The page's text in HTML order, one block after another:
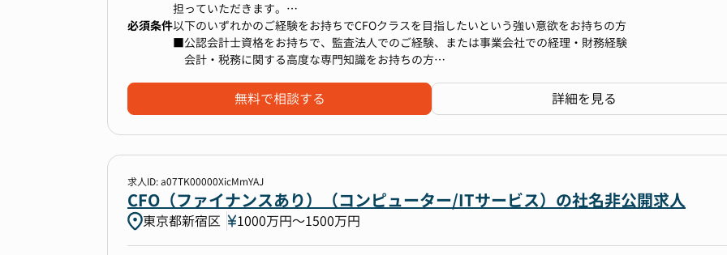
CFOのミッション
￣￣￣￣￣￣￣￣￣￣￣￣￣￣￣￣
グループ全体の企業価値最大化に向け、財務・資本戦略の最高責任者として以下のミッションを担っていた
￣￣￣￣￣￣￣￣￣￣￣￣￣￣￣￣
◆経営の中心での意思決定
躍いただきます。
◆100事業構想の実現をリード
担っていただきます。
【具体的な業務内容】
・経営戦略・事業戦略への参画:
新規事業の事業性評価、M&A戦略の検討
・資金調達戦略の立案・実行:
・IPO準備の推進:
監査法人、証券会社との連携、スケジュール管理
内部統制体制、開示体制の構築
上場審査対応
・財務・会計・経理部門の統括:
必須条件以下のいずれかのご経験をお持ちでCFOクラスを目指したいという強い意欲をお持ちの方
■公認会計士資格をお持ちで、監査法人でのご経験、または事業会社での経理・財務経験
会計・税務に関する高度な専門知識をお持ちの方
■投資銀行でのM&Aアドバイザリー、資金調達（エクイティ/デット）のご経験
複雑な金融スキームの理解と実行力をお持ちの方
単なる営業に留まらず、経営の中枢で事業を動かしたい方
■コンサルティングファーム（戦略系、財務系）でのプロジェクト経験
論理的思考力と課題解決能力が高く、抽象度の高い課題から具体策を導き出せる方
自ら手を動かし、事業成長に直接貢献したい方
無料で相談する 詳細を見る
求人ID: a07TK00000XicMmYAJ
CFO（ファイナンスあり）（コンピューター/ITサービス）の社名非公開求人
東京都新宿区 1000万円〜1500万円